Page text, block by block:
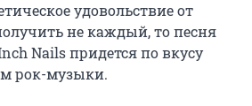
удовольствие от
не каждый, то песня
Nails придется по вкусу
рок-музыки.